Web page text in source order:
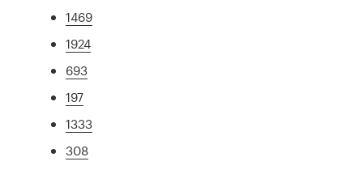
1469
1924
693
197
1333
308